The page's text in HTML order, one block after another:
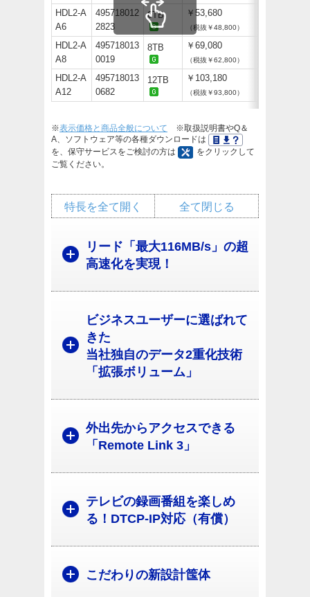
HDL2-A
A6
495718012
2823
6TB ￥53,680
（税抜￥48,800）
HDL2-A
A8
495718013
0019
8TB ￥69,080
（税抜￥62,800）
HDL2-A
A12
495718013
0682
12TB ￥103,180
（税抜￥93,800）
※表示価格と商品全般について ※取扱説明書やQ＆
A、ソフトウェア等の各種ダウンロードは
を、保守サービスをご検討の方は
をクリックして
ご覧ください。
全て閉じる
特長を全て開く
リード「最大116MB/s」の超
高速化を実現！
ビジネスユーザーに選ばれて
きた
当社独自のデータ2重化技術
「拡張ボリューム」
外出先からアクセスできる
「Remote Link 3」
テレビの録画番組を楽しめ
る！DTCP-IP対応（有償）
こだわりの新設計筺体